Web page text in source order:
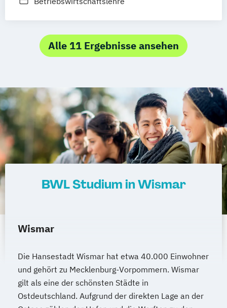
Würzburg Fürth Wolfsburg
Leichlingen
Leonberg Lilienthal
Miesbach Unterhaching Weilheim
Alle 11 Ergebnisse ansehen
BWL Studium in Wismar
Wismar
Die Hansestadt Wismar hat etwa 40.000 Einwohner
und gehört zu Mecklenburg-Vorpommern. Wismar
gilt als eine der schönsten Städte in
Ostdeutschland. Aufgrund der direkten Lage an der